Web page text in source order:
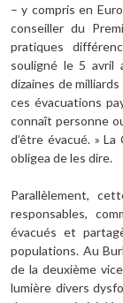
– y compris en
conseiller du
pratiques
souligné le 5 avril
dizaines de
ces évacuations
connaît personne
d’être évacué. »
obligea de les dire.
Parallèlement,
responsables,
évacués et
populations. Au
de la deuxième
lumière divers